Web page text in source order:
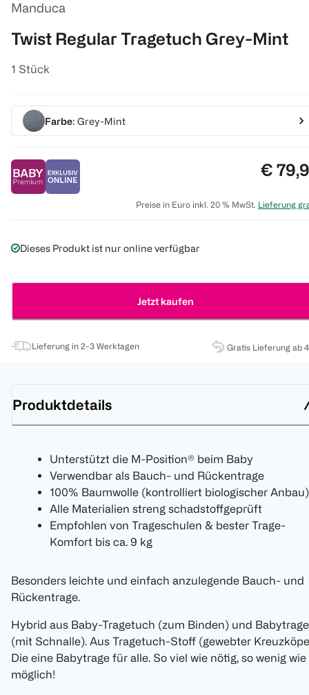
Manduca
Twist Regular Tragetuch Grey-Mint
1 Stück
Farbe: Grey-Mint
Preis:
€
Preise in Euro inkl. 20 % MwSt. Lieferung
Dieses Produkt ist nur online verfügbar
Jetzt kaufen
Lieferung in 2-3 Werktagen Gratis Lieferung ab
Produktdetails
Unterstützt die M-Position® beim Baby
Verwendbar als Bauch- und Rückentrage
100% Baumwolle (kontrolliert biologischer Anbau)
Alle Materialien streng schadstoffgeprüft
Empfohlen von Trageschulen & bester Trage-
Komfort bis ca. 9 kg
Besonders leichte und einfach anzulegende Bauch- und
Rückentrage.
Hybrid aus Baby-Tragetuch (zum Binden) und Babytrage
(mit Schnalle). Aus Tragetuch-Stoff (gewebter
Die eine Babytrage für alle. So viel wie nötig, so wenig wie
möglich!